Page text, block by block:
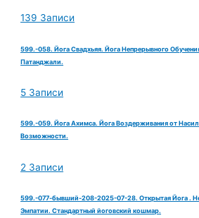
139 Записи
599.-058. Йога Свадхьяя. Йога Непрерывного
Патанджали.
5 Записи
599.-059. Йога Ахимса. Йога Воздерживания от
Возможности.
2 Записи
599.-077-бывший-208-2025-07-28. Открытая Йога .
Эмпатии. Стандартный йоговский кошмар.